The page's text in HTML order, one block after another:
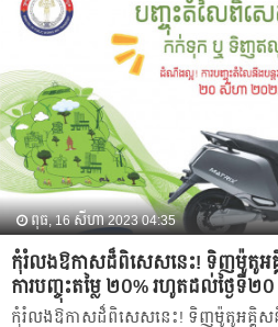
ពុធ, 16 សីហា 2023 04:35
កុំរំលង​ឱកាសដ៏​ពិសេស​នេះ! ទិញ​ម៉ូតូអគ្
ការបញ្ចុះតម្លៃ ២០% រហូតដល់ថ្ងៃទី២
កុំរំលង​ឱកាសដ៏​ពិសេស​នេះ! ទិញ​ម៉ូតូអគ្គិសនី